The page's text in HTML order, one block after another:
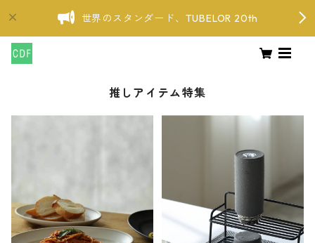
世界のスタンダード、TUBELOR 20th
推しアイテム特集